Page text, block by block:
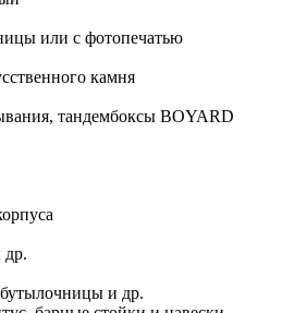
или с фотопечатью
камня
тандембоксы BOYARD
др.
и др.